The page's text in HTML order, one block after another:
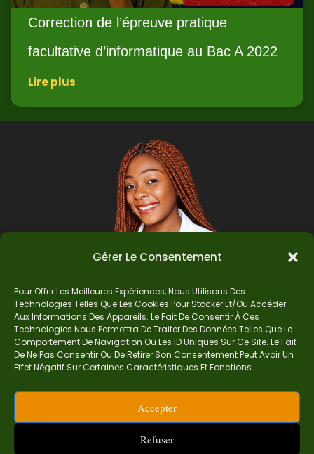
Gérer Le Consentement
Pour Offrir Les Meilleures Expériences, Nous Utilisons Des
Technologies Telles Que Les Cookies Pour Stocker Et/ou Accéder
Aux Informations Des Appareils. Le Fait De Consentir À Ces
Technologies Nous Permettra De Traiter Des Données Telles Que Le
Comportement De Navigation Ou Les ID Uniques Sur Ce Site. Le Fait
De Ne Pas Consentir Ou De Retirer Son Consentement Peut Avoir Un
Effet Négatif Sur Certaines Caractéristiques Et Fonctions.
Accepter
Refuser
Correction de l’épreuve pratique
facultative d’informatique au Bac A 2022
Lire plus
Auteur
Je suis Madame Mba, une enseignante certifiée
mes épreuves, documents mathématiques,
astuces et conseils pour t’aider à comprendre,